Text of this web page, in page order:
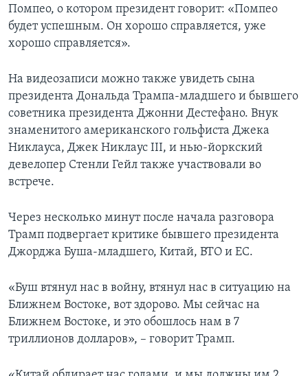
Помпео, о котором президент говорит: «Помпео
будет успешным. Он хорошо справляется, уже
хорошо справляется».
На видеозаписи можно также увидеть сына
президента Дональда Трампа-младшего и бывшего
советника президента Джонни Дестефано. Внук
знаменитого американского гольфиста Джека
Никлауса, Джек Никлаус III, и нью-йоркский
девелопер Стенли Гейл также участвовали во
встрече.
Через несколько минут после начала разговора
Трамп подвергает критике бывшего президента
Джорджа Буша-младшего, Китай, ВТО и ЕС.
«Буш втянул нас в войну, втянул нас в ситуацию на
Ближнем Востоке, вот здорово. Мы сейчас на
Ближнем Востоке, и это обошлось нам в 7
триллионов долларов», – говорит Трамп.